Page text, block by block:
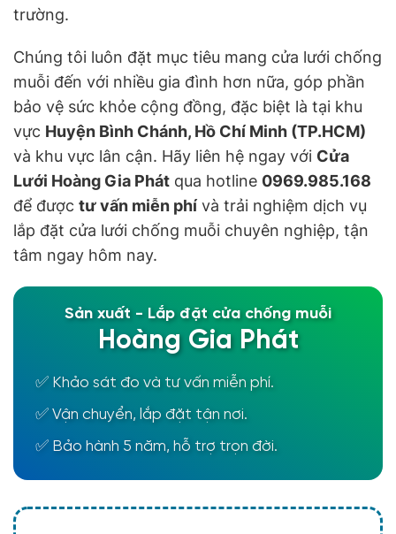
trường.
Chúng tôi luôn đặt mục tiêu mang cửa lưới chống
muỗi đến với nhiều gia đình hơn nữa, góp phần
bảo vệ sức khỏe cộng đồng, đặc biệt là tại khu
vực Huyện Bình Chánh, Hồ Chí Minh (TP.HCM)
và khu vực lân cận. Hãy liên hệ ngay với Cửa
Lưới Hoàng Gia Phát qua hotline 0969.985.168
để được tư vấn miễn phí và trải nghiệm dịch vụ
lắp đặt cửa lưới chống muỗi chuyên nghiệp, tận
tâm ngay hôm nay.
Sản xuất - Lắp đặt cửa chống muỗi
Hoàng Gia Phát
✅ Khảo sát đo và tư vấn miễn phí.
✅ Vận chuyển, lắp đặt tận nơi.
✅ Bảo hành 5 năm, hỗ trợ trọn đời.